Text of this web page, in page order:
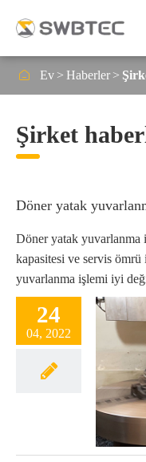
 Ev Haberler
Şirket
Döner yatak
Döner yatak yuvarlanma
kapasitesi ve servis
yuvarlanma işlemi iyi
24
04, 2022